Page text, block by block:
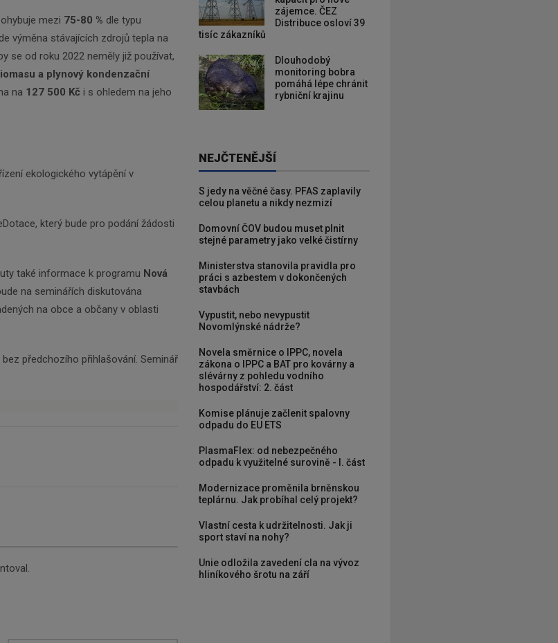
mezi 75-80 % dle typu
výměna stávajících zdrojů tepla na
se od roku 2022 neměly již používat,
a plynový kondenzační
na 127 500 Kč i s ohledem na jeho
ekologického vytápění v
který bude pro podání žádosti
také informace k programu Nová
na seminářích diskutována
na obce a občany v oblasti
předchozího přihlašování. Seminář
zájemce. ČEZ
Distribuce osloví 39
tisíc zákazníků
Dlouhodobý
monitoring bobra
pomáhá lépe chránit
rybniční krajinu
NEJČTENĚJŠÍ
S jedy na věčné časy. PFAS zaplavily
celou planetu a nikdy nezmizí
Domovní ČOV budou muset plnit
stejné parametry jako velké čistírny
Ministerstva stanovila pravidla pro
práci s azbestem v dokončených
stavbách
Vypustit, nebo nevypustit
Novomlýnské nádrže?
Novela směrnice o IPPC, novela
zákona o IPPC a BAT pro kovárny a
slévárny z pohledu vodního
hospodářství: 2. část
Komise plánuje začlenit spalovny
odpadu do EU ETS
PlasmaFlex: od nebezpečného
odpadu k využitelné surovině - I. část
Modernizace proměnila brněnskou
teplárnu. Jak probíhal celý projekt?
Vlastní cesta k udržitelnosti. Jak ji
sport staví na nohy?
Unie odložila zavedení cla na vývoz
hliníkového šrotu na září